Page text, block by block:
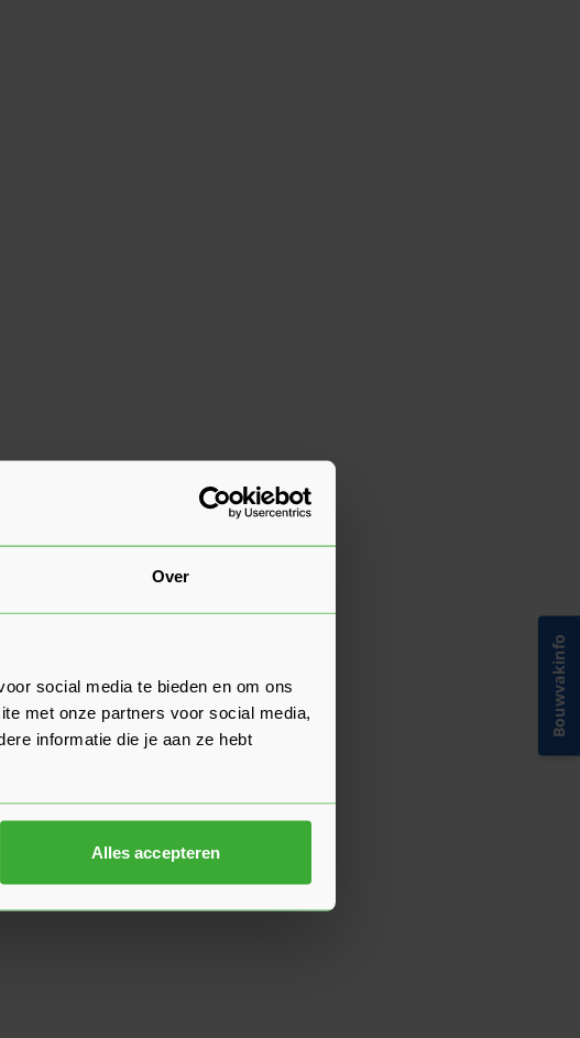
Over
social media te bieden en om ons
met onze partners voor social media,
informatie die je aan ze hebt
Alles accepteren
Bouwvakinfo